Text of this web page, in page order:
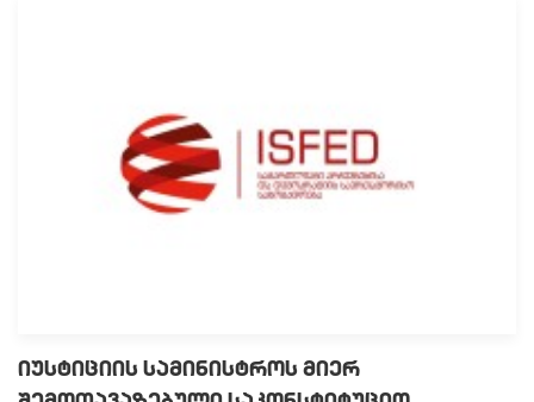
იუსტიციის სამინისტროს მიერ